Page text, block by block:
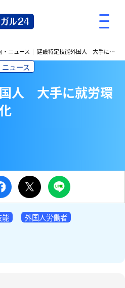
・ニュース 建設特定技能外国人 大手に就労環境の点検を義務化
ュース
人 大手に就労環
能
外国人労働者